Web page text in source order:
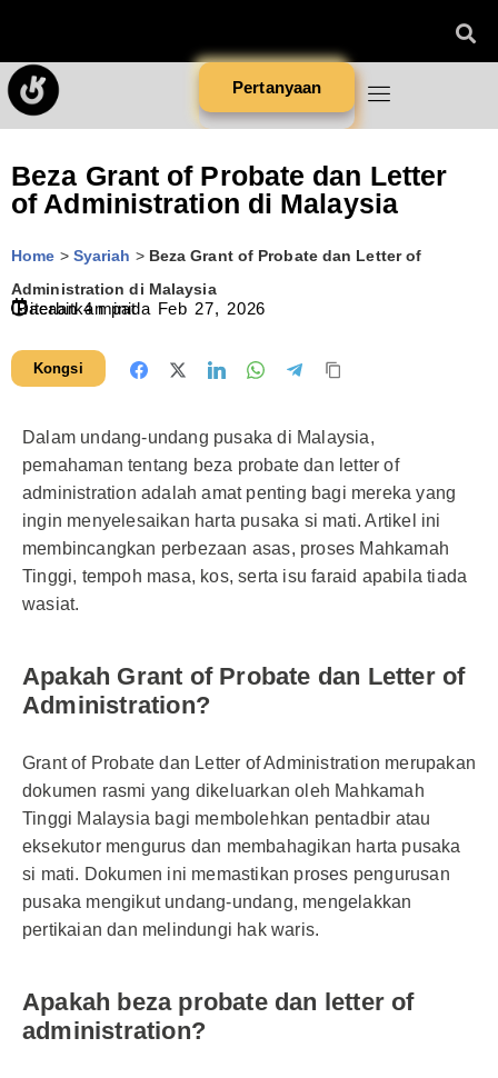
Pertanyaan
Beza Grant of Probate dan Letter
of Administration di Malaysia
Home > Syariah > Beza Grant of Probate dan Letter of
Administration di Malaysia
Diterbitkan pada Feb 27, 2026
Bacaan4 minit
Kongsi
Dalam undang-undang pusaka di Malaysia,
pemahaman tentang beza probate dan letter of
administration adalah amat penting bagi mereka yang
ingin menyelesaikan harta pusaka si mati. Artikel ini
membincangkan perbezaan asas, proses Mahkamah
Tinggi, tempoh masa, kos, serta isu faraid apabila tiada
wasiat.
Apakah Grant of Probate dan Letter of
Administration?
Grant of Probate dan Letter of Administration merupakan
dokumen rasmi yang dikeluarkan oleh Mahkamah
Tinggi Malaysia bagi membolehkan pentadbir atau
eksekutor mengurus dan membahagikan harta pusaka
si mati. Dokumen ini memastikan proses pengurusan
pusaka mengikut undang-undang, mengelakkan
pertikaian dan melindungi hak waris.
Apakah beza probate dan letter of
administration?